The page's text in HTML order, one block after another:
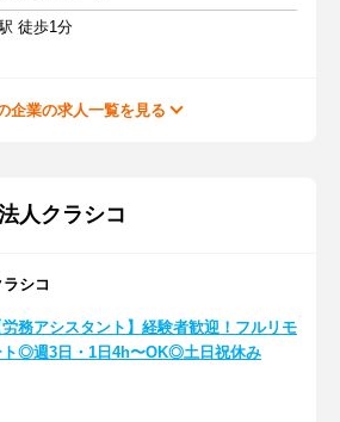
徒歩1分
企業の求人一覧を見る
人クラシコ
シコ
労務アシスタント】経験者歓迎！フルリモ
ト◎週3日・1日4h〜OK◎土日祝休み